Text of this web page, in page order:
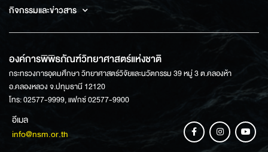
กิจกรรมและข่าวสาร
องค์การพิพิธภัณฑ์วิทยาศาสตร์แห่งชาติ
กระทรวงการอุดมศึกษา วิทยาศาสตร์วิจัยและนวัตกรรม 39 หมู่ 3 ต.คลองห้า
อ.คลองหลวง จ.ปทุมธานี 12120
โทร: 02577-9999, แฟกซ์ 02577-9900
อีเมล
info@nsm.or.th